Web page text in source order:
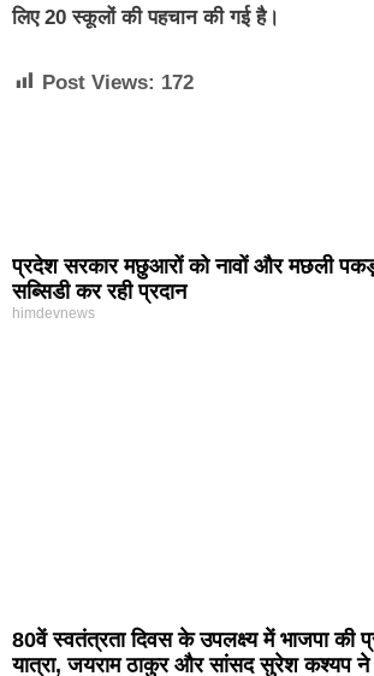
लिए 20 स्कूलों की पहचान की गई है।
Post Views: 172
प्रदेश सरकार मछुआरों को नावों और मछली
सब्सिडी कर रही प्रदान
himdevnews
80वें स्वतंत्रता दिवस के उपलक्ष्य में भाजपा की
यात्रा, जयराम ठाकुर और सांसद सुरेश कश्यप ने